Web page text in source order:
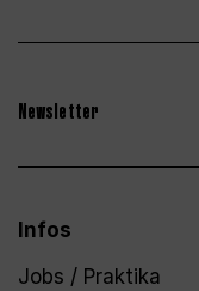
Newsletter
Infos
Jobs / Praktika